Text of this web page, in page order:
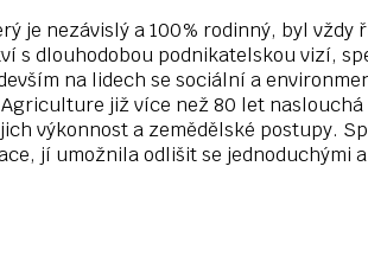
je nezávislý a 100% rodinný, byl
s dlouhodobou podnikatelskou vizí,
na lidech se sociální a
již více než 80 let
výkonnost a zemědělské postupy.
jí umožnila odlišit se jednoduchými